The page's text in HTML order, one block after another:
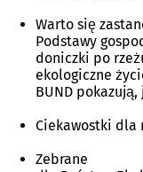
Warto się
Podstawy
doniczki po
ekologiczne
BUND
Ciekawostki dla
Zebrane